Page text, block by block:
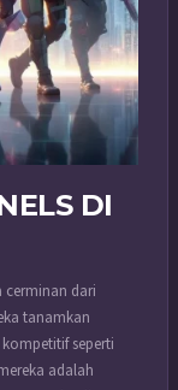
DI
cerminan dari
tanamkan
seperti
adalah